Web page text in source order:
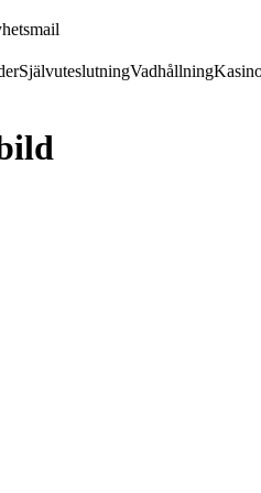
SjälvuteslutningVadhållning